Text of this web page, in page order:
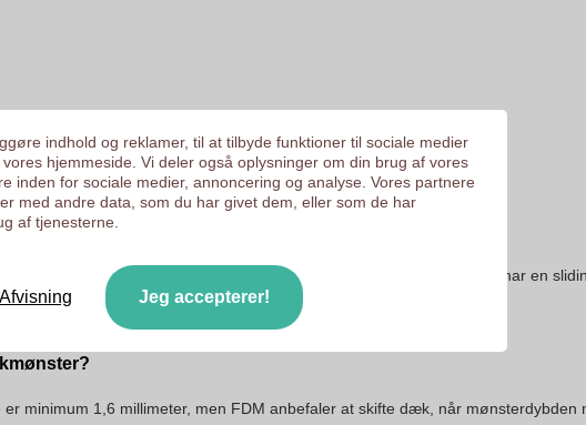
for at sikre optimal trafiksikkerhed og vejgreb. De fleste dæk har en
minimum 1,6 millimeter, men FDM anbefaler at skifte dæk, når mønsterdybden
indhold og reklamer, til at tilbyde funktioner til sociale medier
hjemmeside. Vi deler også oplysninger om din brug af vores
inden for sociale medier, annoncering og analyse. Vores partnere
med andre data, som du har givet dem, eller som de har
af tjenesterne.
Afvisning Jeg accepterer!